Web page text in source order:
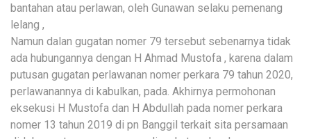
bantahan atau perlawan, oleh Gunawan selaku pemenang
lelang ,
Namun dalan gugatan nomer 79 tersebut sebenarnya tidak
ada hubungannya dengan H Ahmad Mustofa , karena dalam
putusan gugatan perlawanan nomer perkara 79 tahun 2020,
perlawanannya di kabulkan, pada. Akhirnya permohonan
eksekusi H Mustofa dan H Abdullah pada nomer perkara
nomer 13 tahun 2019 di pn Banggil terkait sita persamaan